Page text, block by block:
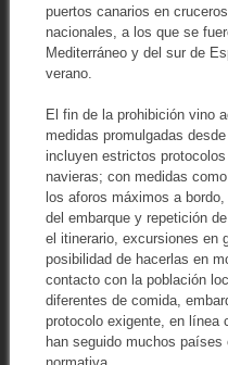
puertos canarios en
nacionales, a los que se
Mediterráneo y del sur de
verano.
El fin de la prohibición vino
medidas promulgadas
incluyen estrictos
navieras; con medidas
los aforos máximos a
del embarque y repetición
el itinerario, excursiones en
posibilidad de hacerlas en
contacto con la población
diferentes de comida,
protocolo exigente, en línea
han seguido muchos